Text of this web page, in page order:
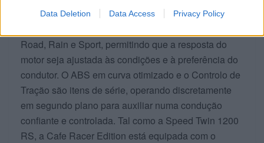
Data Deletion Data Access Privacy Policy
clássico, a experiência de condução pode ser
Road, Rain e Sport, permitindo que a resposta do
motor seja ajustada às condições e à preferência do
condutor. O ABS em curva otimizado e o Controlo de
Tração são itens de série, operando discretamente
em segundo plano para auxiliar numa condução
confiante e controlada. Tal como a Speed Twin 1200
RS, a Cafe Racer Edition está equipada com o